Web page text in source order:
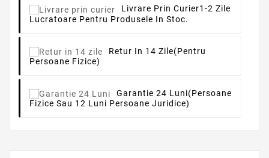
Livrare Prin Curier1-2 Zile
Lucratoare Pentru Produsele In Stoc.
Retur In 14 Zile(pentru
Persoane Fizice)
Garantie 24 Luni(persoane
Fizice Sau 12 Luni Persoane Juridice)